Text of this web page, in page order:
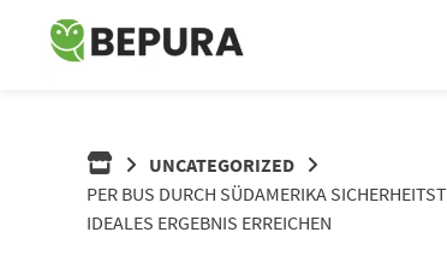
Springe
UNCATEGORIZED
PER BUS DURCH SÜDAMERIKA
IDEALES ERGEBNIS ERREICHEN